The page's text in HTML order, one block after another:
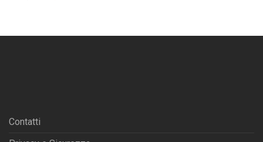
Contatti